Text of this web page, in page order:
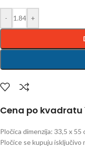
- +
Cena po kvadratu
Pločica dimenzija: 33,5 x 55
Pločice se kupuju isključivo